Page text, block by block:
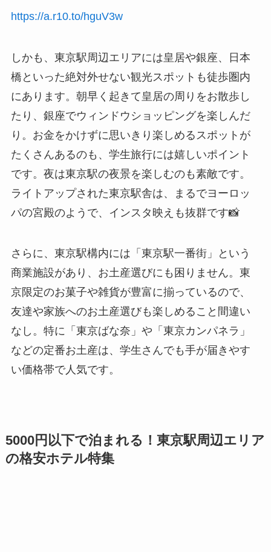
https://a.r10.to/hguV3w
しかも、東京駅周辺エリアには皇居や銀座、日本
橋といった絶対外せない観光スポットも徒歩圏内
にあります。朝早く起きて皇居の周りをお散歩し
たり、銀座でウィンドウショッピングを楽しんだ
り。お金をかけずに思いきり楽しめるスポットが
たくさんあるのも、学生旅行には嬉しいポイント
です。夜は東京駅の夜景を楽しむのも素敵です。
ライトアップされた東京駅舎は、まるでヨーロッ
パの宮殿のようで、インスタ映えも抜群です📸
さらに、東京駅構内には「東京駅一番街」という
商業施設があり、お土産選びにも困りません。東
京限定のお菓子や雑貨が豊富に揃っているので、
友達や家族へのお土産選びも楽しめること間違い
なし。特に「東京ばな奈」や「東京カンパネラ」
などの定番お土産は、学生さんでも手が届きやす
い価格帯で人気です。
5000円以下で泊まれる！東京駅周辺エリア
の格安ホテル特集